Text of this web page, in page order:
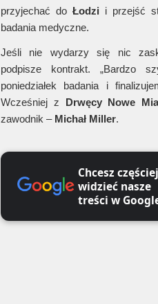
przyjechać do Łodzi i przejść
badania medyczne.
Jeśli nie wydarzy się nic
podpisze kontrakt. „Bardzo
poniedziałek badania i
Wcześniej z Drwęcy Nowe
zawodnik – Michał Miller.
Chcesz częściej
widzieć nasze
treści w